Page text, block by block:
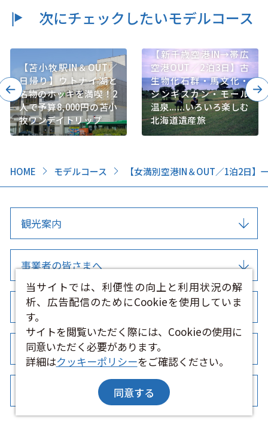
HOME モデルコース 【女満別空港IN＆OUT／1泊2日
次にチェックしたいモデルコース
【苫小牧駅IN＆OUT／
日帰り】ウトナイ湖と
名物のホッキを満喫！2
人で予算8,000円の苫小
牧ワンデイトリップ
【新千歳空港IN→帯広
空港OUT／2泊3日】古
生物化石群・馬文化・
ジンギスカン・モール
温泉......いろいろ楽しむ
北海道遺産旅
観光案内
事業者の皆さまへ
このサイト・運営組織について
SNS・ブログ
当サイトでは、利便性の向上と利用状況の解
析、広告配信のためにCookieを使用していま
す。
サイトを閲覧いただく際には、Cookieの使用に
同意いただく必要があります。
詳細はクッキーポリシーをご確認ください。
同意する